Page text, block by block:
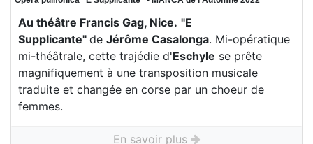
Au théâtre Francis Gag, Nice. "E
Supplicante" de Jérôme Casalonga. Mi-opératique
mi-théâtrale, cette trajédie d'Eschyle se prête
magnifiquement à une transposition musicale
traduite et changée en corse par un choeur de
femmes.
En savoir plus